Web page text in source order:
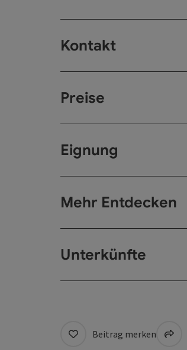
Kontakt
Preise
Eignung
Mehr Entdecken
Unterkünfte
Beitrag merken